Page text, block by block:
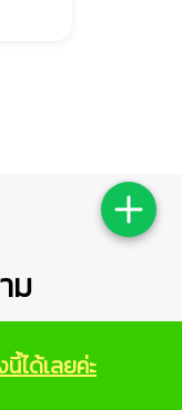
ม
น
ได้เลยค่ะ